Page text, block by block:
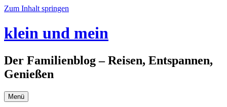
Zum Inhalt springen
klein und mein
Der Familienblog – Reisen, Entspannen,
Genießen
Menü